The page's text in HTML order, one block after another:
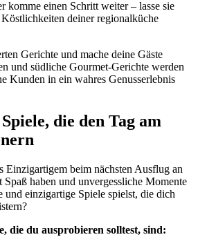
komme einen Schritt weiter – lasse sie
deiner regionalküche
Gerichte und mache deine Gäste
und südliche Gourmet-Gerichte werden
Kunden in ein wahres Genusserlebnis
die den Tag am
Einzigartigem beim nächsten Ausflug an
haben und unvergessliche Momente
und einzigartige Spiele spielst, die dich
die du ausprobieren solltest, sind: